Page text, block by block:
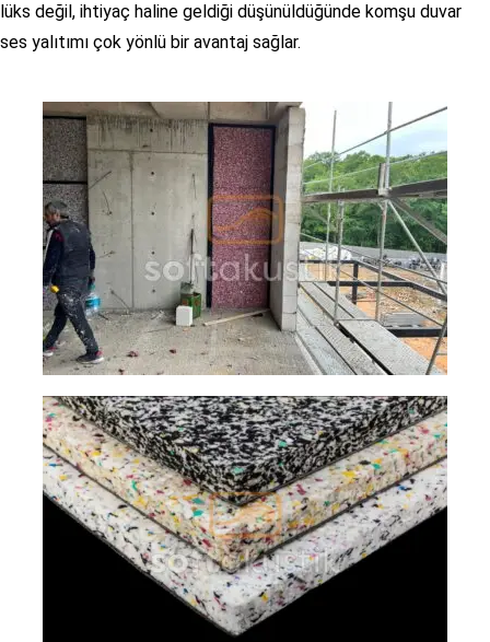
lüks değil, ihtiyaç haline geldiği düşünüldüğünde komşu duvar
ses yalıtımı çok yönlü bir avantaj sağlar.